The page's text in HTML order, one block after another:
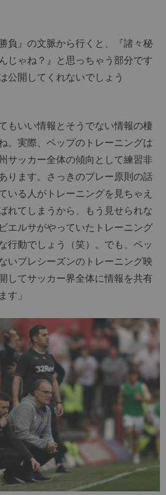
負』の文脈から行くと、『諸々秘
じゃね？』と思っちゃう部分です
公開してくれないでしょう
もいい情報とそうでない情報の棲
。実際、ペップのトレーニングは
サッカー全体の傾向として練習非
ります。さっきのプレー原則の話
いる人がトレーニングを見ちゃえ
れてしまうから、もう見せられな
エルサがやっていたトレーニング
行動でしょう（笑）。でも、ペッ
いプレシーズンのトレーニング映
してサッカー界全体に情報を共有
す」